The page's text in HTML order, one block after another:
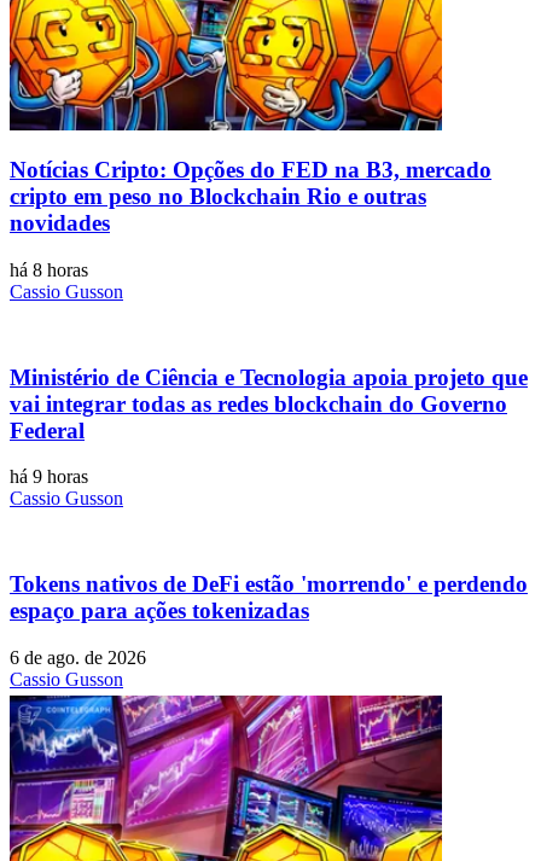
Notícias Cripto: Opções do FED na B3, mercado
cripto em peso no Blockchain Rio e outras
novidades
há 8 horas
Cassio Gusson
Ministério de Ciência e Tecnologia apoia projeto que
vai integrar todas as redes blockchain do Governo
Federal
há 9 horas
Cassio Gusson
Tokens nativos de DeFi estão 'morrendo' e perdendo
espaço para ações tokenizadas
6 de ago. de 2026
Cassio Gusson